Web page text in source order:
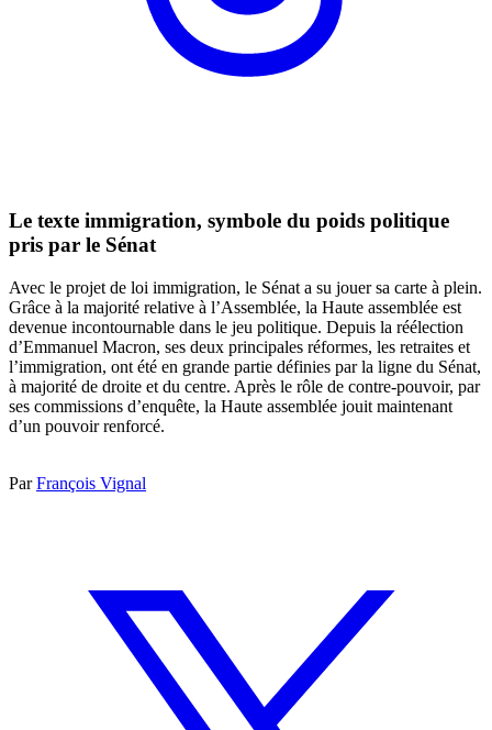
Le texte immigration, symbole du poids politique
pris par le Sénat
Avec le projet de loi immigration, le Sénat a su jouer sa carte à plein.
Grâce à la majorité relative à l’Assemblée, la Haute assemblée est
devenue incontournable dans le jeu politique. Depuis la réélection
d’Emmanuel Macron, ses deux principales réformes, les retraites et
l’immigration, ont été en grande partie définies par la ligne du Sénat,
à majorité de droite et du centre. Après le rôle de contre-pouvoir, par
ses commissions d’enquête, la Haute assemblée jouit maintenant
d’un pouvoir renforcé.
ParFrançois Vignal